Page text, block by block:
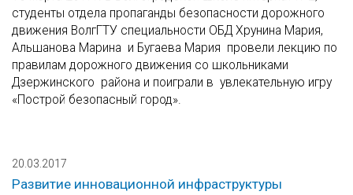
студенты отдела пропаганды безопасности дорожного
движения ВолгГТУ специальности ОБД Хрунина Мария,
Альшанова Марина и Бугаева Мария провели лекцию по
правилам дорожного движения со школьниками
Дзержинского района и поиграли в увлекательную игру
«Построй безопасный город».
20.03.2017
Развитие инновационной инфраструктуры